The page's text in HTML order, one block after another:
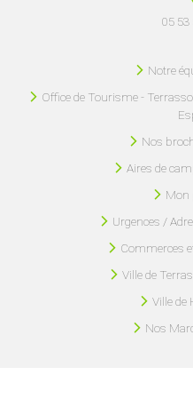
05 53
Notre
Office de Tourisme -
Nos
Aires de
Mon
Urgences /
Commerces
Ville de
Ville de
Nos